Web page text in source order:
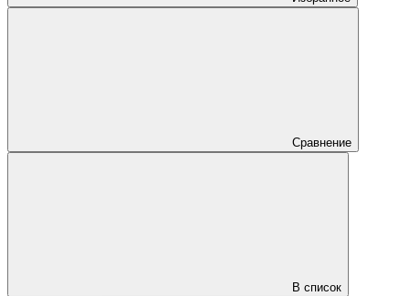
Сравнение
В список